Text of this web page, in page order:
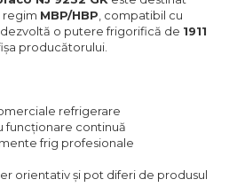
regim MBP/HBP, compatibil cu
dezvoltă o putere frigorifică de 1911
producătorului.
refrigerare
funcționare continuă
frig profesionale
orientativ și pot diferi de produsul